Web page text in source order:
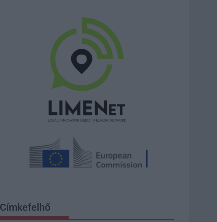
Címkefelhő